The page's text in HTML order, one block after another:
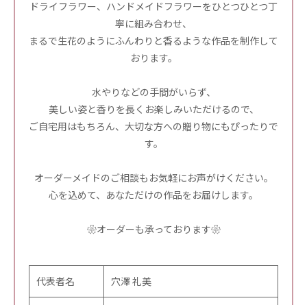
ドライフラワー、ハンドメイドフラワーをひとつひとつ丁
寧に組み合わせ、
まるで生花のようにふんわりと香るような作品を制作して
おります。
水やりなどの手間がいらず、
美しい姿と香りを長くお楽しみいただけるので、
ご自宅用はもちろん、大切な方への贈り物にもぴったりで
す。
オーダーメイドのご相談もお気軽にお声がけください。
心を込めて、あなただけの作品をお届けします。
❀オーダーも承っております❀
代表者名 穴澤 礼美